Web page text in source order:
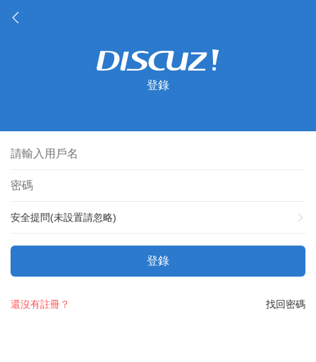
登錄
安全提問(未設置請忽略)
登錄
找回密碼
還沒有註冊？